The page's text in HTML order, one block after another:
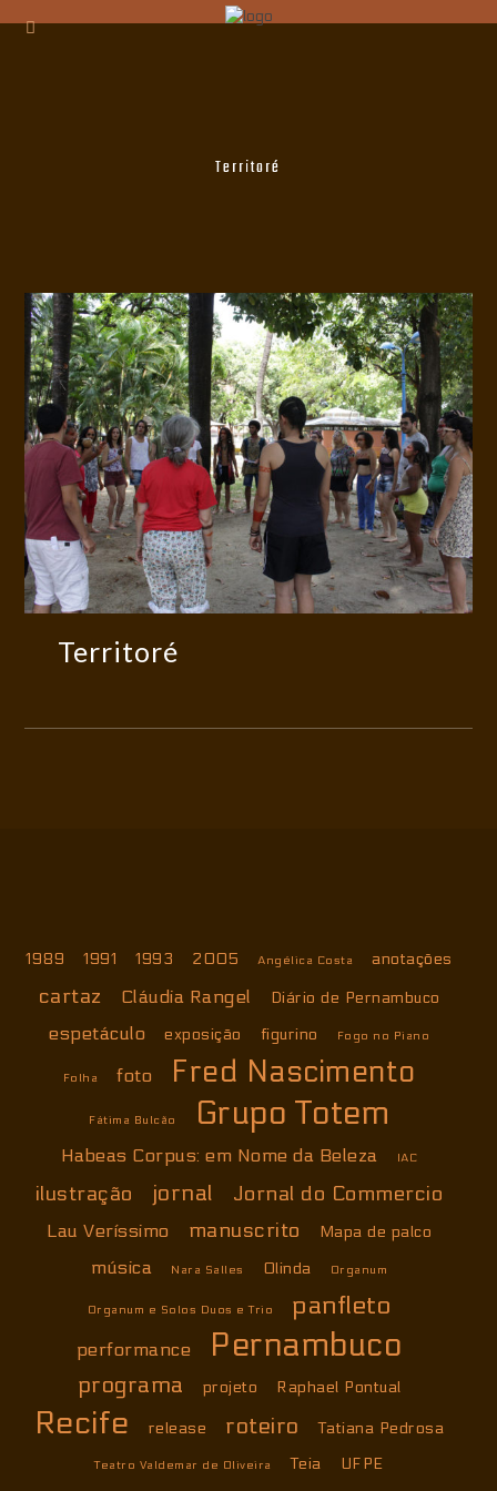
Territoré
Territoré
Territoré
1989 1991 1993 2005 Angélica Costa anotações
cartaz Cláudia Rangel Diário de Pernambuco
espetáculo exposição figurino Fogo no Piano
Folha foto Fred Nascimento
Fátima Bulcão Grupo Totem
Habeas Corpus: em Nome da Beleza IAC
ilustração jornal Jornal do Commercio
Lau Veríssimo manuscrito Mapa de palco
música Nara Salles Olinda Organum
Organum e Solos Duos e Trio panfleto
performance Pernambuco
programa projeto Raphael Pontual
Recife release roteiro Tatiana Pedrosa
Teatro Valdemar de Oliveira Teia UFPE